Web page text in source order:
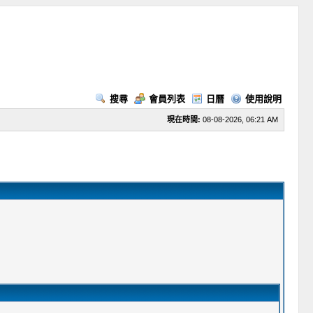
搜尋 會員列表 日曆 使用說明
現在時間: 08-08-2026, 06:21 AM